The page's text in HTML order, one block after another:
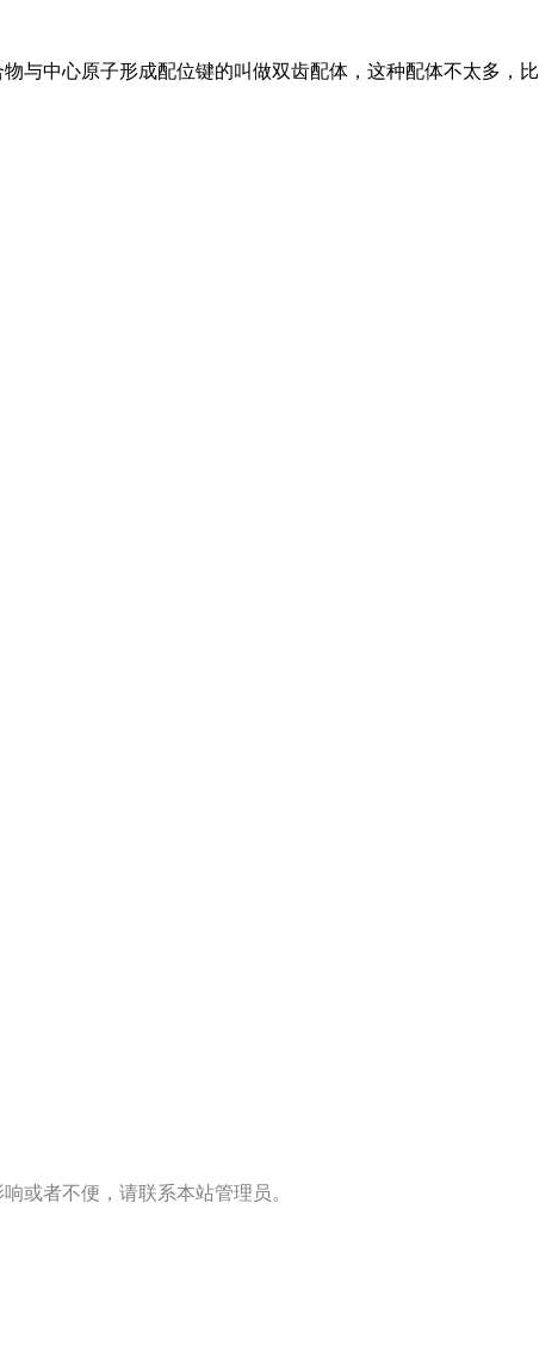
与中心原子形成配位键的叫做双齿配体，这种配体不太多，比
或者不便，请联系本站管理员。